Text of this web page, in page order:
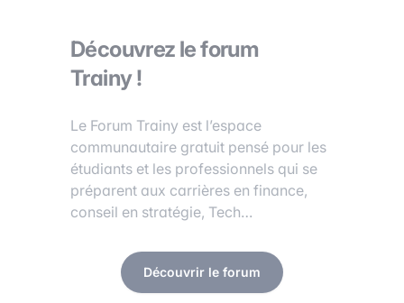
Découvrez le forum
Trainy !
Le Forum Trainy est l’espace
communautaire gratuit pensé pour les
étudiants et les professionnels qui se
préparent aux carrières en finance,
conseil en stratégie, Tech…
Découvrir le forum